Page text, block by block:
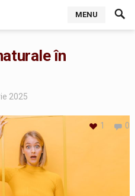
MENU
în
2025
0
1